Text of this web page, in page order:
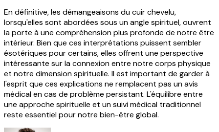
En définitive, les démangeaisons du cuir chevelu,
lorsqu'elles sont abordées sous un angle spirituel, ouvrent
la porte à une compréhension plus profonde de notre être
intérieur. Bien que ces interprétations puissent sembler
ésotériques pour certains, elles offrent une perspective
intéressante sur la connexion entre notre corps physique
et notre dimension spirituelle. Il est important de garder à
l'esprit que ces explications ne remplacent pas un avis
médical en cas de problème persistant. L'équilibre entre
une approche spirituelle et un suivi médical traditionnel
reste essentiel pour notre bien-être global.